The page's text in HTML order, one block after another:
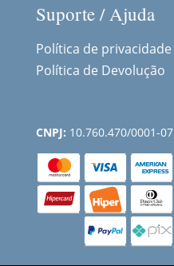
Suporte / Ajuda
Política de privacidade
Política de Devolução
CNPJ: 10.760.470/0001-07